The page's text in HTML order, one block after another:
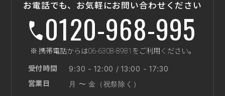
お電話でも、お気軽にお問い合わせください
0120-968-995
※ 携帯電話からは06-6308-8981をご利用ください。
受付時間 9:30 - 12:00 / 13:00 - 17:30
営業日 月 〜 金（祝祭除く）